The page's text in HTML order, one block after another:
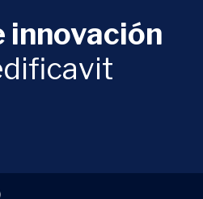
innovación